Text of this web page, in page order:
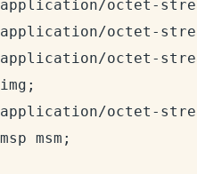
application/octet-
application/octet-
application/octet-
img;
application/octet-
msp msm;